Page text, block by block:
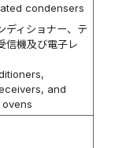
condensers
ィショナー、テ
信機及び電子レ
and